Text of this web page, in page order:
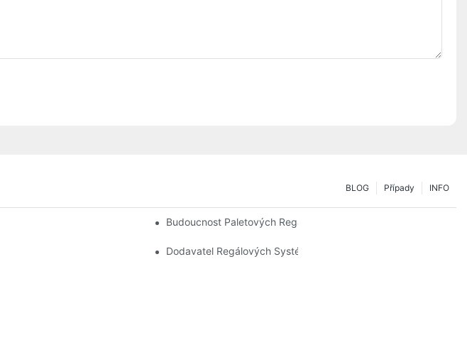
INFO
Případy
BLOG
Přizpůsobení Vašim Potřebám SkladováníBudoucnost Paletových Regálů: Trendy A Inovace
Co Se Zaměřit Dodavatel Regálových Systémů: Klíčové Faktory Pro Výběr